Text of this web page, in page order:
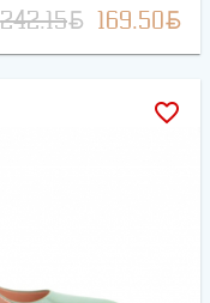
242.15BYN 169.50BYN
favorite_border